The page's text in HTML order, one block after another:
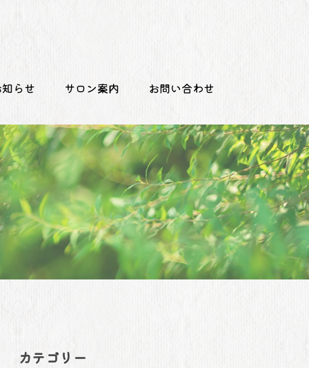
らせ サロン案内 お問い合わせ
カテゴリー